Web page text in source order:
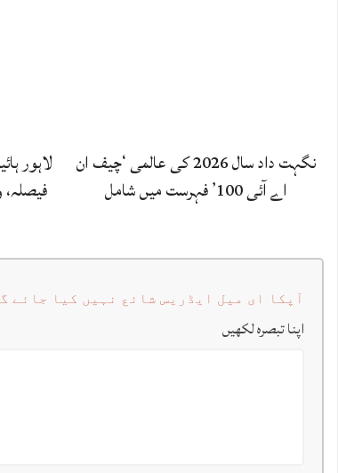
نگہت داد سال 2026 کی عالمی ‘چیف ان
اے آئی 100’ فہرست میں شامل
لاہور
فیصلہ،
آپکا ای میل ایڈریس شائع نہیں کیا جائے
اپنا تبصرہ لکھیں